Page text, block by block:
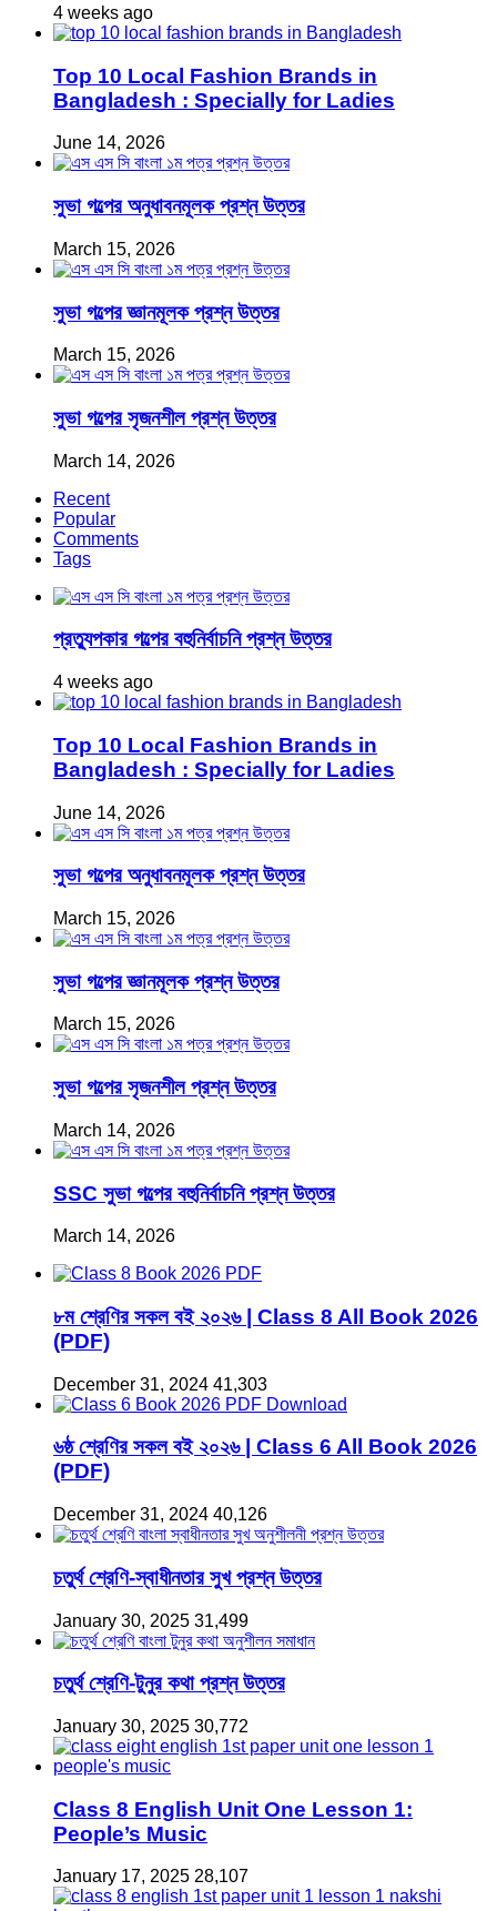
4 weeks ago
Top 10 Local Fashion Brands in
Bangladesh : Specially for Ladies
June 14, 2026
সুভা গল্পের অনুধাবনমূলক প্রশ্ন উত্তর
March 15, 2026
সুভা গল্পের জ্ঞানমূলক প্রশ্ন উত্তর
March 15, 2026
সুভা গল্পের সৃজনশীল প্রশ্ন উত্তর
March 14, 2026
Recent
Popular
Comments
Tags
প্রত্যুপকার গল্পের বহুনির্বাচনি প্রশ্ন উত্তর
4 weeks ago
Top 10 Local Fashion Brands in
Bangladesh : Specially for Ladies
June 14, 2026
সুভা গল্পের অনুধাবনমূলক প্রশ্ন উত্তর
March 15, 2026
সুভা গল্পের জ্ঞানমূলক প্রশ্ন উত্তর
March 15, 2026
সুভা গল্পের সৃজনশীল প্রশ্ন উত্তর
March 14, 2026
SSC সুভা গল্পের বহুনির্বাচনি প্রশ্ন উত্তর
March 14, 2026
৮ম শ্রেণির সকল বই ২০২৬ | Class 8 All Book 2026
(PDF)
December 31, 2024 41,303
৬ষ্ঠ শ্রেণির সকল বই ২০২৬ | Class 6 All Book 2026
(PDF)
December 31, 2024 40,126
চতুর্থ শ্রেণি-স্বাধীনতার সুখ প্রশ্ন উত্তর
January 30, 2025 31,499
চতুর্থ শ্রেণি-টুনুর কথা প্রশ্ন উত্তর
January 30, 2025 30,772
Class 8 English Unit One Lesson 1:
People’s Music
January 17, 2025 28,107